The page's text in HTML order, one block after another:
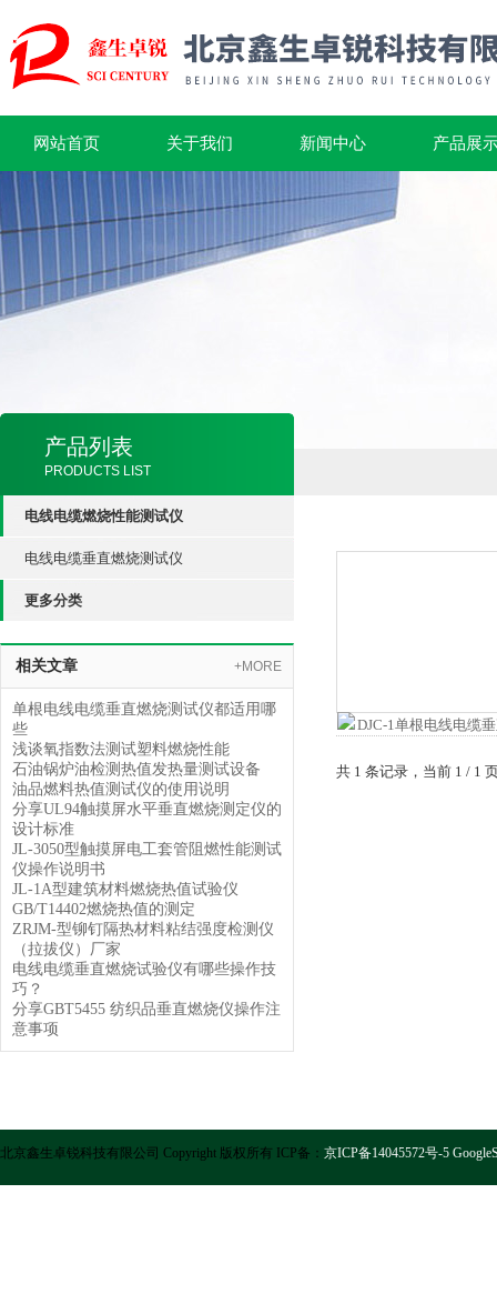
网站首页 关于我们 新闻中心 产品展
产品列表
PRODUCTS LIST
电线电缆燃烧性能测试仪
电线电缆垂直燃烧测试仪
更多分类
相关文章 +MORE
单根电线电缆垂直燃烧测试仪都适用哪
些
浅谈氧指数法测试塑料燃烧性能
石油锅炉油检测热值发热量测试设备
油品燃料热值测试仪的使用说明
分享UL94触摸屏水平垂直燃烧测定仪的
设计标准
JL-3050型触摸屏电工套管阻燃性能测试
仪操作说明书
JL-1A型建筑材料燃烧热值试验仪
GB/T14402燃烧热值的测定
ZRJM-型铆钉隔热材料粘结强度检测仪
（拉拔仪）厂家
电线电缆垂直燃烧试验仪有哪些操作技
巧？
分享GBT5455 纺织品垂直燃烧仪操作注
意事项
共 1 条记录，当前 1 / 1
北京鑫生卓锐科技有限公司 Copyright 版权所有 ICP备： 京ICP备14045572号-5